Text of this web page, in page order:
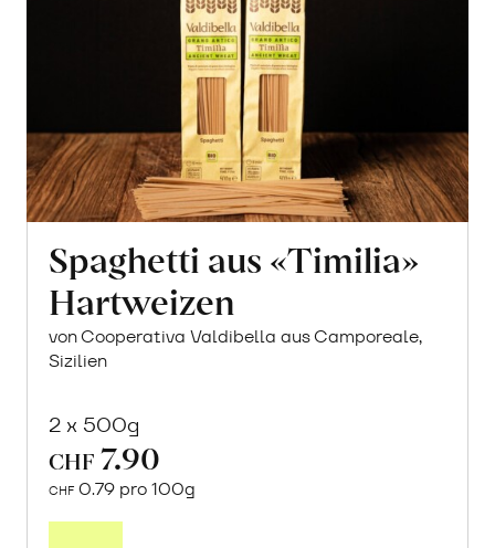
Spaghetti aus «Timilia»
Hartweizen
von Cooperativa Valdibella aus Camporeale,
Sizilien
2 x 500g
CHF 7.90
CHF 0.79 pro 100g